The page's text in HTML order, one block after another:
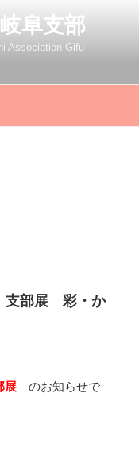
阜支部
Association Gifu
支部展 彩・か
展 のお知らせで